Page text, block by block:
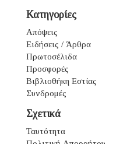
Κατηγορίες
Απόψεις
Ειδήσεις / Άρθρα
Πρωτοσέλιδα
Προσφορές
Βιβλιοθήκη Εστίας
Συνδρομές
Σχετικά
Ταυτότητα